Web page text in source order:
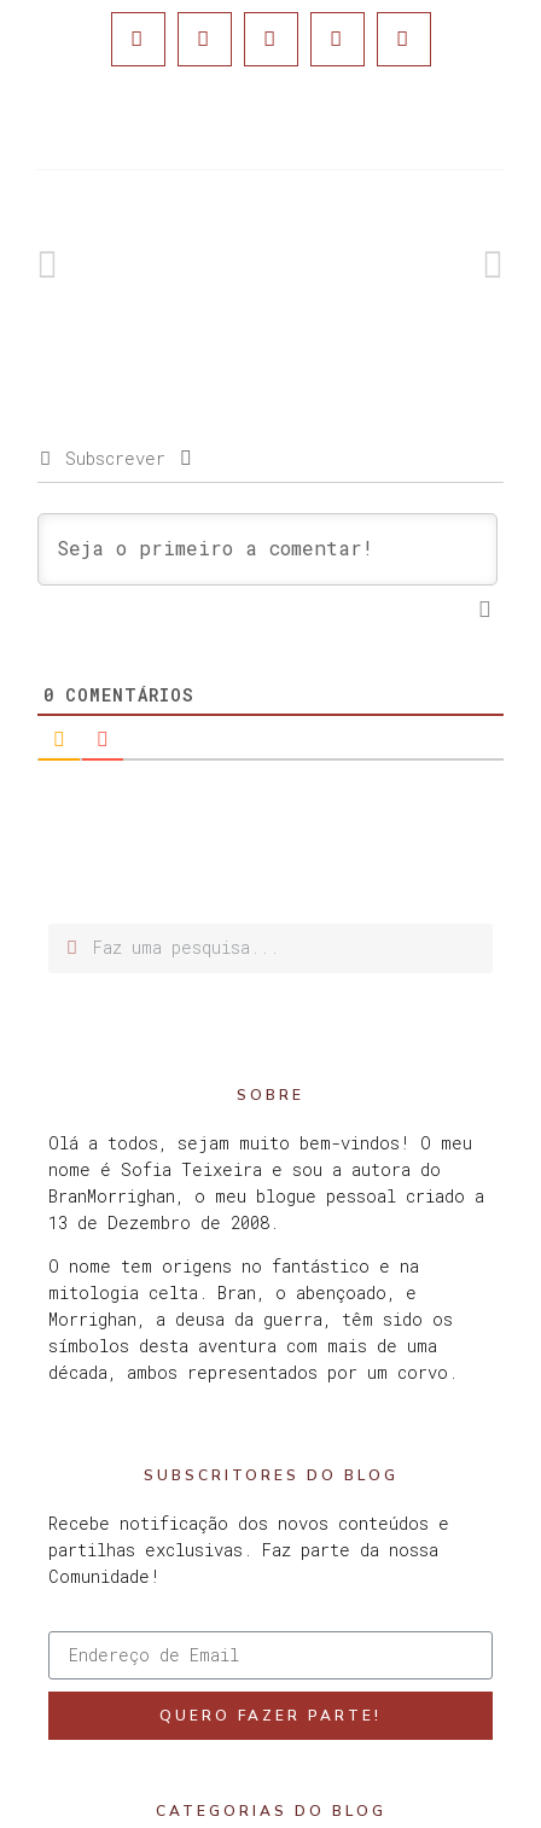
Subscrever
0 COMENTÁRIOS
SOBRE
Olá a todos, sejam muito bem-vindos! O meu
nome é Sofia Teixeira e sou a autora do
BranMorrighan, o meu blogue pessoal criado a
13 de Dezembro de 2008.
O nome tem origens no fantástico e na
mitologia celta. Bran, o abençoado, e
Morrighan, a deusa da guerra, têm sido os
símbolos desta aventura com mais de uma
década, ambos representados por um corvo.
SUBSCRITORES DO BLOG
Recebe notificação dos novos conteúdos e
partilhas exclusivas. Faz parte da nossa
Comunidade!
QUERO FAZER PARTE!
CATEGORIAS DO BLOG